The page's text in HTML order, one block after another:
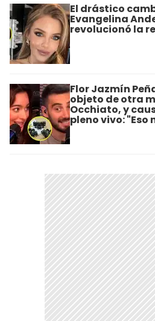
El drástico
Evangelina
revolucionó la
Flor Jazmín
objeto de otra
Occhiato, y
pleno vivo: "Eso